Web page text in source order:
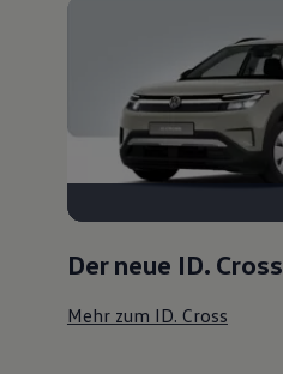
Der neue ID. Cross
Mehr zum ID. Cross